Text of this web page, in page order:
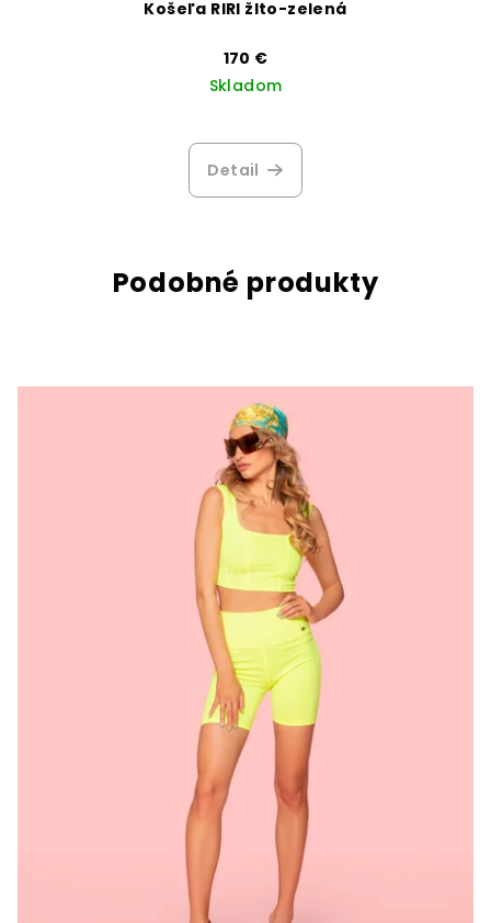
Košeľa RIRI žlto-zelená
170 €
Skladom
Detail
Podobné produkty